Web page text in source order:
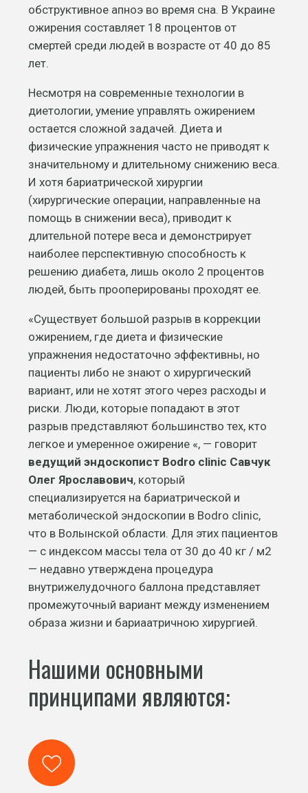
обструктивное апноэ во время сна. В Украине
ожирения составляет 18 процентов от
смертей среди людей в возрасте от 40 до 85
лет.
Несмотря на современные технологии в
диетологии, умение управлять ожирением
остается сложной задачей. Диета и
физические упражнения часто не приводят к
значительному и длительному снижению веса.
И хотя бариатрической хирургии
(хирургические операции, направленные на
помощь в снижении веса), приводит к
длительной потере веса и демонстрирует
наиболее перспективную способность к
решению диабета, лишь около 2 процентов
людей, быть прооперированы проходят ее.
«Существует большой разрыв в коррекции
ожирением, где диета и физические
упражнения недостаточно эффективны, но
пациенты либо не знают о хирургический
вариант, или не хотят этого через расходы и
риски. Люди, которые попадают в этот
разрыв представляют большинство тех, кто
легкое и умеренное ожирение «, — говорит
ведущий эндоскопист Bodro clinic Савчук
Олег Ярославович, который
специализируется на бариатрической и
метаболической эндоскопии в Bodro clinic,
что в Волынской области. Для этих пациентов
— с индексом массы тела от 30 до 40 кг / м2
— недавно утверждена процедура
внутрижелудочного баллона представляет
промежуточный вариант между изменением
образа жизни и бариаатричною хирургией.
Нашими основными
принципами являются: